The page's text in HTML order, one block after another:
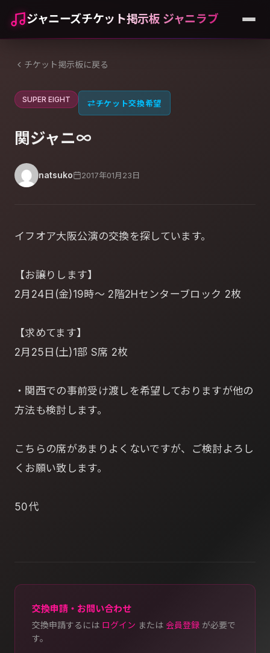
ジャニーズチケット掲示板 ジャニラブ
チケット掲示板に戻る
SUPER EIGHT ⇄チケット交換希望
関ジャニ∞
natsuko 2017年01月23日
イフオア大阪公演の交換を探しています。
【お譲りします】
2月24日(金)19時～ 2階2Hセンターブロック 2枚
【求めてます】
2月25日(土)1部 S席 2枚
・関西での事前受け渡しを希望しておりますが他の
方法も検討します。
こちらの席があまりよくないですが、ご検討よろし
くお願い致します。
50代
交換申請・お問い合わせ
交換申請するには ログイン または 会員登録 が必要で
す。